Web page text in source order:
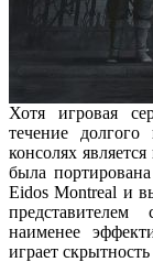
Хотя игровая
течение
консолях
была
Eidos Montreal и
наименее
играет